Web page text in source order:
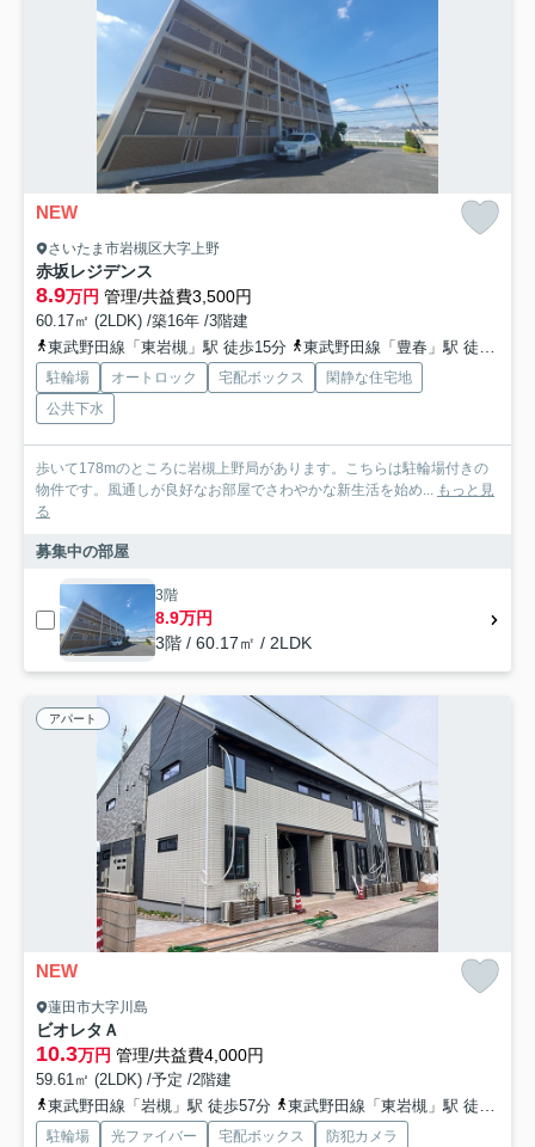
NEW
さいたま市岩槻区大字上野
赤坂レジデンス
8.9万円 管理/共益費3,500円
60.17㎡ (2LDK) /築16年 /3階建
東武野田線「東岩槻」駅 徒歩15分
東武野田線「豊春」駅 徒歩32分
駐輪場 オートロック 宅配ボックス
閑静な住宅地
公共下水
歩いて178mのところに岩槻上野局があります。こちらは駐輪場付きの
物件です。風通しが良好なお部屋でさわやかな新生活を始め... もっと見
る
募集中の部屋
3階
8.9万円
3階 / 60.17㎡ / 2LDK
アパート
NEW
蓮田市大字川島
ビオレタＡ
10.3万円 管理/共益費4,000円
59.61㎡ (2LDK) /予定 /2階建
東武野田線「岩槻」駅 徒歩57分
東武野田線「東岩槻」駅 徒歩62分
駐輪場 光ファイバー 宅配ボックス
防犯カメラ